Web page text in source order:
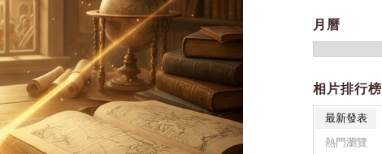
月曆
相片排行榜
最新發表
熱門瀏覽